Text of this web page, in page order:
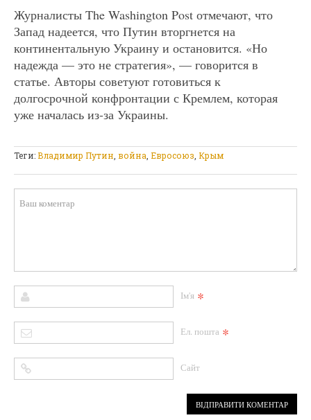
Журналисты The Washington Post отмечают, что
Запад надеется, что Путин вторгнется на
континентальную Украину и остановится. «Но
надежда — это не стратегия», — говорится в
статье. Авторы советуют готовиться к
долгосрочной конфронтации с Кремлем, которая
уже началась из-за Украины.
Теги:Владимир Путин война Евросоюз Крым
Ім'я *
Ел. пошта *
Сайт